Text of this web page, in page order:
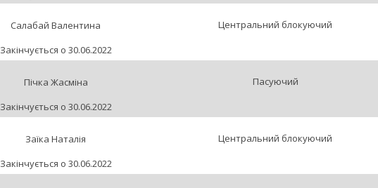
Салабай Валентина
Закінчується о 30.06.2022
Центральний блокуючий
Пічка Жасміна
Закінчується о 30.06.2022
Пасуючий
Заїка Наталія
Закінчується о 30.06.2022
Центральний блокуючий